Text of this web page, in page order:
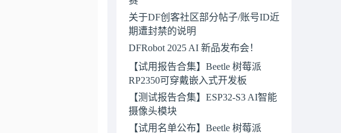
关于DF创客社区部分帖子/账号ID近
期遭封禁的说明
DFRobot 2025 AI 新品发布会！
【试用报告合集】Beetle 树莓派
RP2350可穿戴嵌入式开发板
【测试报告合集】ESP32-S3 AI智能
摄像头模块
【试用名单公布】Beetle 树莓派